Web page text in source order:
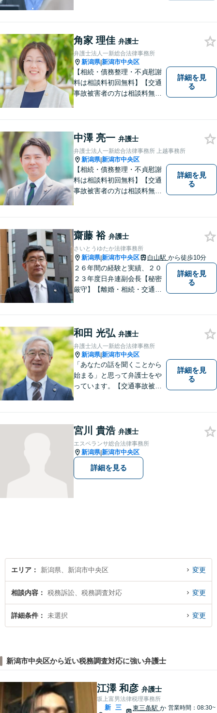
く）】
角家 理佳 弁護士
弁護士法人一新総合法律事務所
新潟県|新潟市中央区
【相続・債務整理・不貞慰謝
料は相談料初回無料】【交通
事故被害者の方は相談料無料
るため日々研鑽を積んでいま
す
詳細を見
る
中澤 亮一 弁護士
弁護士法人一新総合法律事務所 上越事務所
新潟県|新潟市中央区
【相続・債務整理・不貞慰謝
料は相談料初回無料】【交通
事故被害者の方は相談料無料
思っています。
詳細を見
る
齋藤 裕 弁護士
さいとうゆたか法律事務所
新潟県|新潟市中央区 白山駅 から徒歩10分
２６年間の経験と実績、２０
２３年度日弁連副会長【秘密
厳守】【離婚・相続・交通事
詳細を見
る
和田 光弘 弁護士
弁護士法人一新総合法律事務所
新潟県|新潟市中央区
「あなたの話を聞くことから
始まる」と思って弁護士をや
っています。【交通事故被害
災・不貞慰謝料は相談料初回
無料】【顧問先企業300社以
上】
詳細を見
る
宮川 貴浩 弁護士
エスペランサ総合法律事務所
新潟県|新潟市中央区
詳細を見る
エリア 新潟県、新潟市中央区 変更
相談内容 税務訴訟、税務調査対応 変更
詳細条件 未選択 変更
新潟市中央区から近い税務調査対応に強い弁護士
江澤 和彦 弁護士
坂上富男法律税理事務所
新
三
東三条駅 か 営業時間：08:30~